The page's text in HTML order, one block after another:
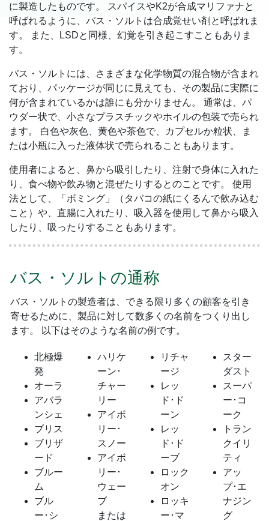
に製造したものです。 スパイスやK2が合成マリファナと
呼ばれるように、バス・ソルトは合成覚せい剤と呼ばれま
す。 また、LSDと同様、幻覚を引き起こすこともありま
す。
バス・ソルトには、さまざまな化学物質の混合物が含まれ
ており、パッケージが同じに見えても、その製品に実際に
何が含まれているかは誰にも分かりません。 通常は、パ
ウダー状で、小さなプラスチックやホイルの包装で売られ
ます。 白色や灰色、黄色や茶色で、カプセルか粒状、ま
たは小瓶に入った液体状で売られることもあります。
使用者によると、鼻から吸引したり、注射で身体に入れた
り、食べ物や飲み物と混ぜたりするとのことです。 使用
法として、「ボミング」（タバコの紙にくるんで飲み込む
こと）や、直腸に入れたり、吸入器を使用して鼻から吸入
したり、吸ったりすることもあります。
バス・ソルトの通称
バス・ソルトの製造者は、できる限り多くの顧客を引き
寄せるために、製品に対して数多くの名前をつくり出し
ます。 以下はそのような名前の例です。
北極爆
発
オーラ
アバラ
ンシェ
ブリス
ブリザ
ード
ブルー
ム
ブル
ー･シ
ハリケ
ーン･
チャー
リー
アイボ
リー･
スノー
アイボ
リー･
ウェー
ブ
または
リチャ
ージ
レッ
ド･ド
ーン
レッ
ド･ド
ーブ
ロック
オン
ロッキ
ー･マ
スター
ダスト
スーパ
ー･コ
ーク
トラン
クイリ
ティ
アッ
プ･エ
ナジン
グ